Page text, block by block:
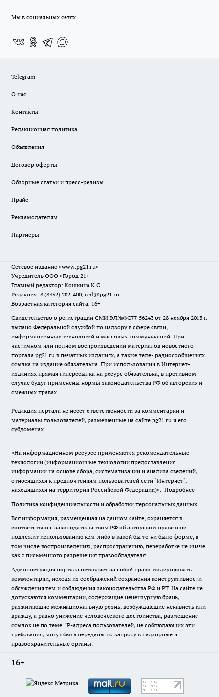
Мы в социальных сетях
Telegram
О нас
Контакты
Редакционная политика
Объявления
Договор оферты
Обзорные статьи и пресс-релизы
Прайс
Рекламодателям
Партнеры
Сетевое издание «www.pg21.ru»
Учредитель ООО «Город 21»
Главный редактор: Кошкина К.С.
Редакция: 8 (8352) 202-400, red@pg21.ru
Возрастная категория сайта: 16+
Свидетельство о регистрации СМИ ЭЛ№ФС77-56243 от 28 ноября 2013 г.
выдано Федеральной службой по надзору в сфере связи,
информационных технологий и массовых коммуникаций. При
частичном или полном воспроизведении материалов новостного
портала pg21.ru в печатных изданиях, а также теле- радиосообщениях
ссылка на издание обязательна. При использовании в Интернет-
изданиях прямая гиперссылка на ресурс обязательна, в противном
случае будут применены нормы законодательства РФ об авторских и
смежных правах.
Редакция портала не несет ответственности за комментарии и
материалы пользователей, размещенные на сайте pg21.ru и его
субдоменах.
«На информационном ресурсе применяются рекомендательные
технологии (информационные технологии предоставления
информации на основе сбора, систематизации и анализа сведений,
относящихся к предпочтениям пользователей сети "Интернет",
находящихся на территории Российской Федерации)». Подробнее
Политика конфиденциальности и обработки персональных данных
Вся информация, размещенная на данном сайте, охраняется в
соответствии с законодательством РФ об авторском праве и не
подлежит использованию кем-либо в какой бы то ни было форме, в
том числе воспроизведению, распространению, переработке не иначе
как с письменного разрешения правообладателя.
Администрация портала оставляет за собой право модерировать
комментарии, исходя из соображений сохранения конструктивности
обсуждения тем и соблюдения законодательства РФ и РТ. На сайте не
допускаются комментарии, содержащие нецензурную брань,
разжигающие межнациональную рознь, возбуждающие ненависть или
вражду, а равно унижение человеческого достоинства, размещение
ссылок не по теме. IP-адреса пользователей, не соблюдающих эти
требования, могут быть переданы по запросу в надзорные и
правоохранительные органы.
16+